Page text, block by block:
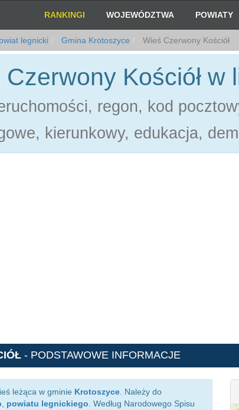
RANKINGI WOJEWÓDZTWA POWIATY
legnicki Gmina Krotoszyce Wieś Czerwony Kościół
Kościół w
regon, kod
kierunkowy, edukacja,
- PODSTAWOWE INFORMACJE
leżąca w gminie Krotoszyce . Należy do
powiatu legnickiego . Według Narodowego Spisu